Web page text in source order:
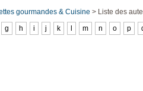
gourmandes & Cuisine > Liste des
g h i j k m n o p